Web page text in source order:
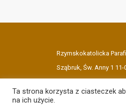
Rzymskokatolicka
Sząbruk, Św. Anny 1 11-
Ta strona korzysta z ciasteczek
na ich użycie.